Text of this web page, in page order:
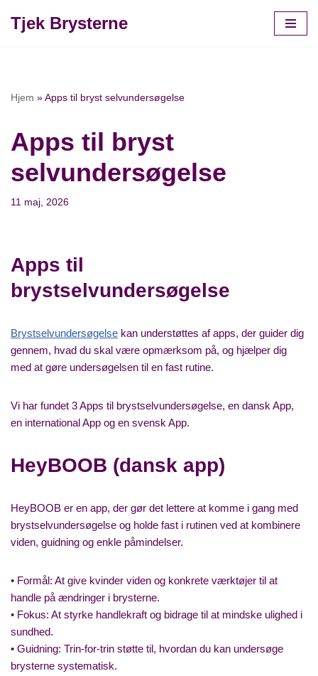
Tjek Brysterne
Hjem »Apps til bryst selvundersøgelse
Apps til bryst
selvundersøgelse
11 maj, 2026
Apps til
brystselvundersøgelse
Brystselvundersøgelse kan understøttes af apps, der guider dig
gennem, hvad du skal være opmærksom på, og hjælper dig
med at gøre undersøgelsen til en fast rutine.
Vi har fundet 3 Apps til brystselvundersøgelse, en dansk App,
en international App og en svensk App.
HeyBOOB (dansk app)
HeyBOOB er en app, der gør det lettere at komme i gang med
brystselvundersøgelse og holde fast i rutinen ved at kombinere
viden, guidning og enkle påmindelser.
• Formål: At give kvinder viden og konkrete værktøjer til at
handle på ændringer i brysterne.
• Fokus: At styrke handlekraft og bidrage til at mindske ulighed i
sundhed.
• Guidning: Trin-for-trin støtte til, hvordan du kan undersøge
brysterne systematisk.